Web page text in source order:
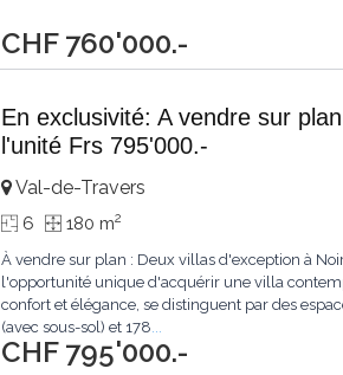
CHF 760'000.-
En exclusivité: A vendre sur
l'unité Frs 795'000.-
CHF 795'000.-
Val-de-Travers
6 180 m2
À vendre sur plan : Deux villas d'exception à
l'opportunité unique d'acquérir une villa
confort et élégance, se distinguent par des
(avec sous-sol) et 178...